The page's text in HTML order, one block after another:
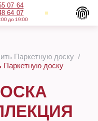
07 64
64 07
до 19:00
Паркетную доску
Паркетную доску